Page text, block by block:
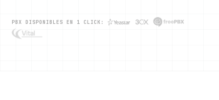
PBX DISPONIBLES EN 1 CLICK: